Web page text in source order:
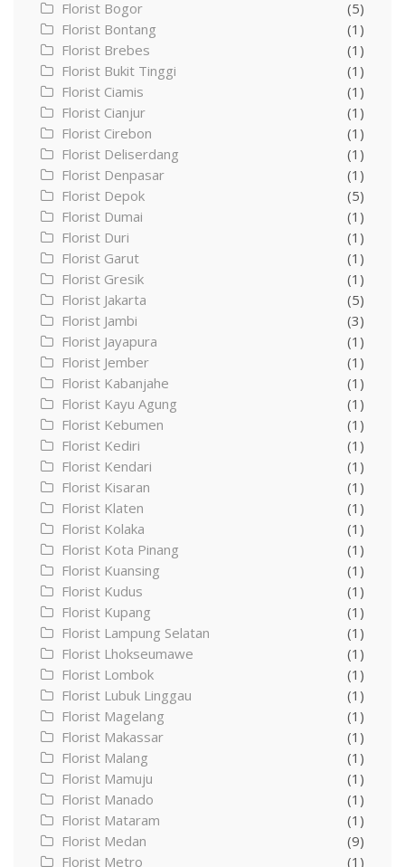
Florist Bogor
(5)
Florist Bontang
(1)
Florist Brebes
(1)
Florist Bukit Tinggi
(1)
Florist Ciamis
(1)
Florist Cianjur
(1)
Florist Cirebon
(1)
Florist Deliserdang
(1)
Florist Denpasar
(1)
Florist Depok
(5)
Florist Dumai
(1)
Florist Duri
(1)
Florist Garut
(1)
Florist Gresik
(1)
Florist Jakarta
(5)
Florist Jambi
(3)
Florist Jayapura
(1)
Florist Jember
(1)
Florist Kabanjahe
(1)
Florist Kayu Agung
(1)
Florist Kebumen
(1)
Florist Kediri
(1)
Florist Kendari
(1)
Florist Kisaran
(1)
Florist Klaten
(1)
Florist Kolaka
(1)
Florist Kota Pinang
(1)
Florist Kuansing
(1)
Florist Kudus
(1)
Florist Kupang
(1)
Florist Lampung Selatan
(1)
Florist Lhokseumawe
(1)
Florist Lombok
(1)
Florist Lubuk Linggau
(1)
Florist Magelang
(1)
Florist Makassar
(1)
Florist Malang
(1)
Florist Mamuju
(1)
Florist Manado
(1)
Florist Mataram
(1)
Florist Medan
(9)
Florist Metro
(1)